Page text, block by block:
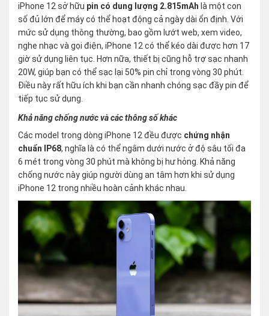
iPhone 12 sở hữu pin có dung lượng 2.815mAh là một con
số đủ lớn để máy có thể hoạt động cả ngày dài ổn định. Với
mức sử dụng thông thường, bao gồm lướt web, xem video,
nghe nhạc và gọi điện, iPhone 12 có thể kéo dài được hơn 17
giờ sử dụng liên tục. Hơn nữa, thiết bị cũng hỗ trợ sạc nhanh
20W, giúp bạn có thể sạc lại 50% pin chỉ trong vòng 30 phút.
Điều này rất hữu ích khi bạn cần nhanh chóng sạc đầy pin để
tiếp tục sử dụng.
Khả năng chống nước và các thông số khác
Các model trong dòng iPhone 12 đều được chứng nhận
chuẩn IP68, nghĩa là có thể ngâm dưới nước ở độ sâu tối đa
6 mét trong vòng 30 phút mà không bị hư hỏng. Khả năng
chống nước này giúp người dùng an tâm hơn khi sử dụng
iPhone 12 trong nhiều hoàn cảnh khác nhau.